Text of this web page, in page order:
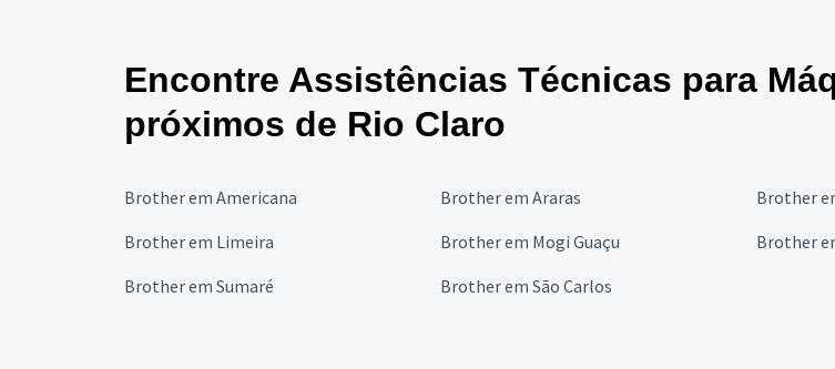
Encontre Assistências Técnicas para
próximos de Rio Claro
Brother em Americana Brother em Araras Brother
Brother em Limeira
Brother em Mogi Guaçu Brother
Brother em Sumaré
Brother em São Carlos